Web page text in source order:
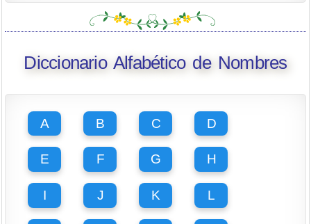
Diccionario Alfabético de Nombres
A B C D
E F G H
I J K L